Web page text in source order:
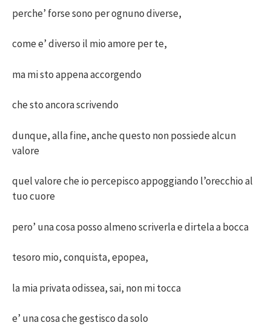
perche’ forse sono per ognuno diverse,
come e’ diverso il mio amore per te,
ma mi sto appena accorgendo
che sto ancora scrivendo
dunque, alla fine, anche questo non possiede alcun
valore
quel valore che io percepisco appoggiando l’orecchio al
tuo cuore
pero’ una cosa posso almeno scriverla e dirtela a bocca
tesoro mio, conquista, epopea,
la mia privata odissea, sai, non mi tocca
e’ una cosa che gestisco da solo